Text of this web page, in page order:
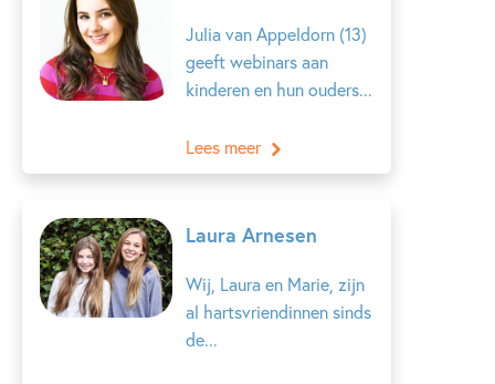
Julia van Appeldorn (13)
geeft webinars aan
kinderen en hun ouders...
Lees meer
Laura Arnesen
Wij, Laura en Marie, zijn
al hartsvriendinnen sinds
de...